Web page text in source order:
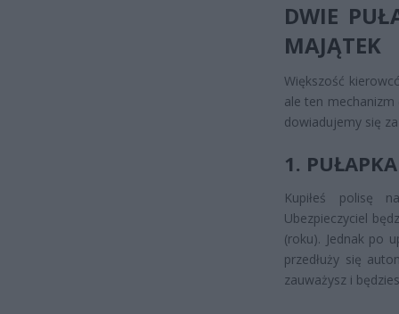
DWIE
MAJĄTEK
Większość
ale ten
dowiadujemy się
1.
Kupiłeś polisę
Ubezpieczyciel
(roku). Jednak po
przedłuży się
zauważysz i